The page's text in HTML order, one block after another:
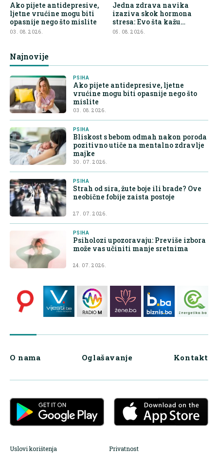
Ako pijete antidepresive,
ljetne vrućine mogu biti
opasnije nego što mislite
03. 08. 2026.
Jedna zdrava navika
izaziva skok hormona
stresa: Evo šta kažu
endokrinolozi
05. 08. 2026.
Najnovije
PSIHA
Ako pijete antidepresive, ljetne
vrućine mogu biti opasnije nego što
mislite
03. 08. 2026.
PSIHA
Bliskost s bebom odmah nakon poroda
pozitivno utiče na mentalno zdravlje
majke
30. 07. 2026.
PSIHA
Strah od sira, žute boje ili brade? Ove
neobične fobije zaista postoje
27. 07. 2026.
PSIHA
Psiholozi upozoravaju: Previše izbora
može vas učiniti manje sretnima
24. 07. 2026.
O nama Oglašavanje Kontakt
Uslovi korištenja Privatnost